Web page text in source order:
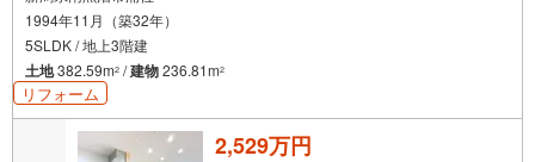
1994年11月（築32年）
5SLDK / 地上3階建
土地382.59m2 /建物236.81m2
リフォーム
2,529万円